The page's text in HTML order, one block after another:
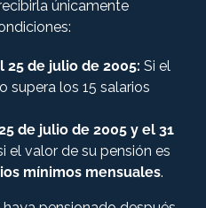
únicamente
25 de julio de 2005: Si el
supera los 15 salarios
de julio de 2005 y el 31
el valor de su pensión es
mínimos mensuales.